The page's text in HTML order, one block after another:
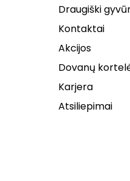
Draugiški
Kontaktai
Akcijos
Dovanų
Karjera
Atsiliepimai